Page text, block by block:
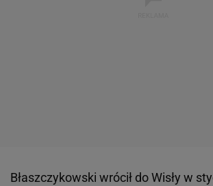
Błaszczykowski wrócił do Wisły w